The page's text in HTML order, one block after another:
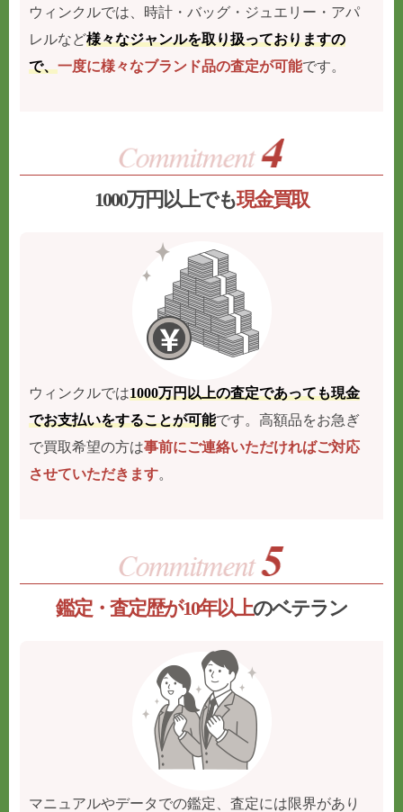
ウィンクルでは、時計・バッグ・ジュエリー・アパ
レルなど様々なジャンルを取り扱っておりますの
で、一度に様々なブランド品の査定が可能です。
1000万円以上でも現金買取
ウィンクルでは1000万円以上の査定であっても現金
でお支払いをすることが可能です。高額品をお急ぎ
で買取希望の方は事前にご連絡いただければご対応
させていただきます。
鑑定・査定歴が10年以上のベテラン
マニュアルやデータでの鑑定、査定には限界があり